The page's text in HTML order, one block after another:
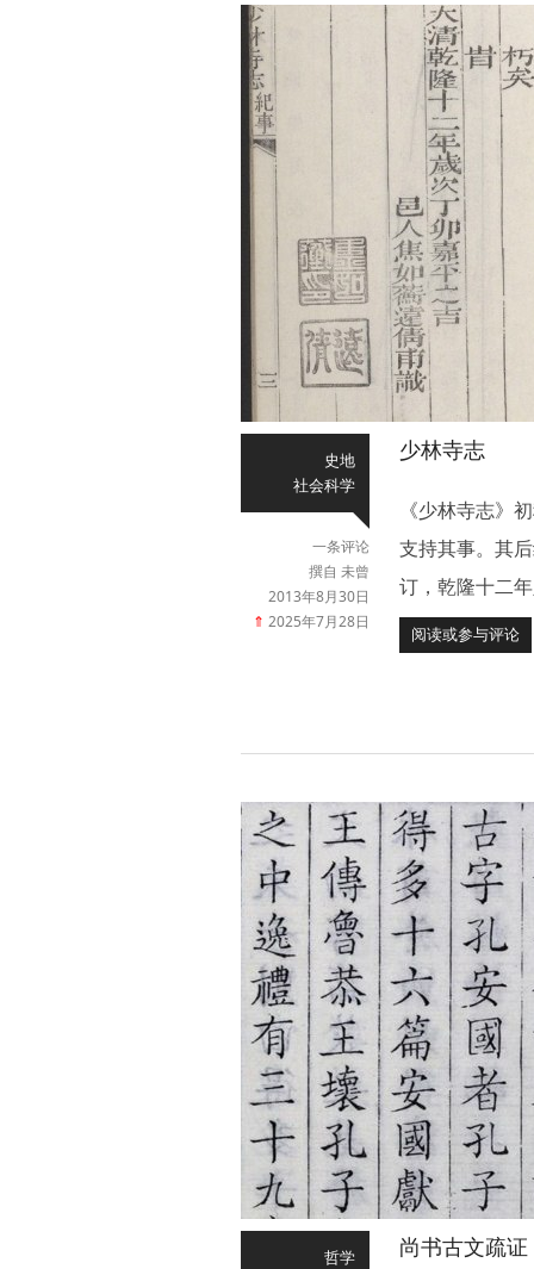
史地
社会科学
一条评论
撰自 未曾
2013年8月30日
⇑ 2025年7月28日
少林寺志
《少林寺志》
支持其事。其
订，乾隆十二
阅读或参与评论
哲学
尚书古文疏证